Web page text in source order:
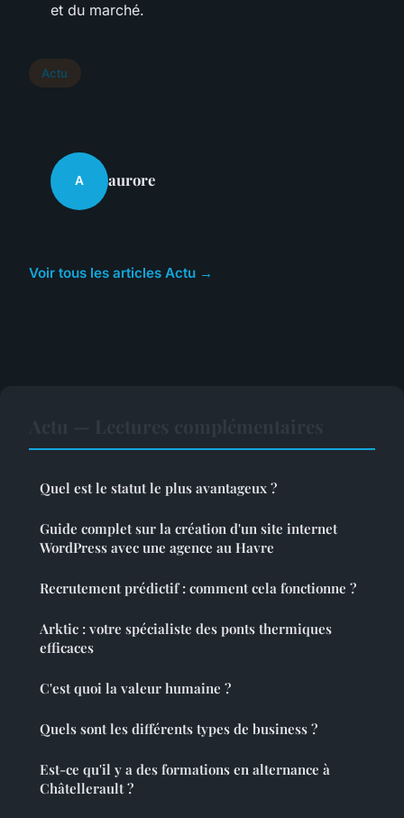
et du marché.
Actu
A aurore
Voir tous les articles Actu →
Quel est le statut le plus avantageux ?
Guide complet sur la création d'un site internet
WordPress avec une agence au Havre
Recrutement prédictif : comment cela fonctionne ?
Arktic : votre spécialiste des ponts thermiques
efficaces
C'est quoi la valeur humaine ?
Quels sont les différents types de business ?
Est-ce qu'il y a des formations en alternance à
Châtellerault ?